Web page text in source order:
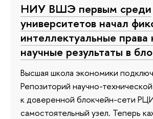
НИУ ВШЭ первым среди
университетов начал
интеллектуальные права
научные результаты в
Высшая школа экономики
Репозиторий научно-
к доверенной блокчейн-сети
самостоятельный узел. Теперь